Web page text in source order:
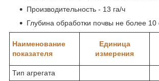
Производительность - 13 га/ч
Глубина обработки почвы не более 10
Наименование
показателя
Единица
измерения
Тип агрегата